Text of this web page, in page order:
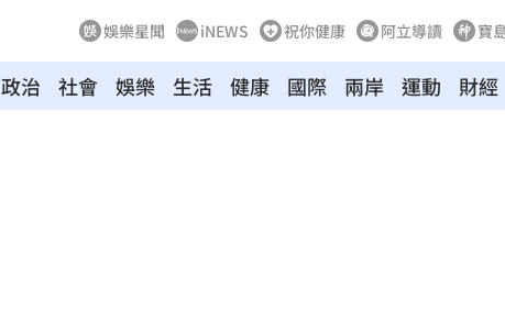
娛樂星聞 iNEWS 祝你健康 阿立導讀 寶
政治 社會 娛樂 生活 健康 國際 兩岸 運動 財經